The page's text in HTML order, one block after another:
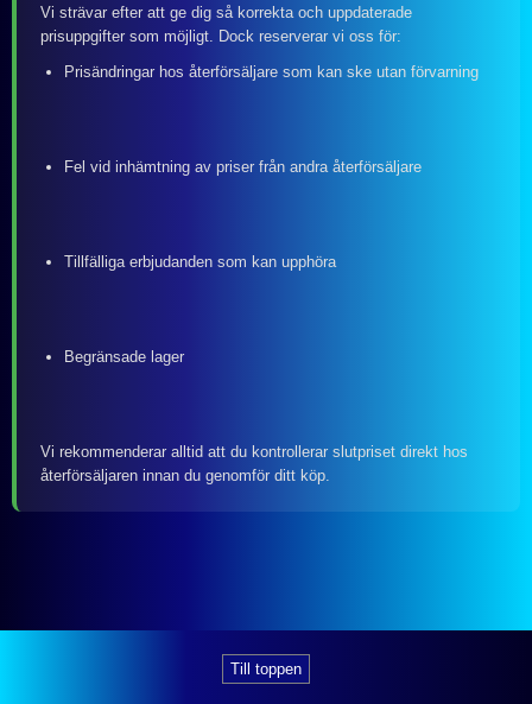
Vi strävar efter att ge dig så korrekta och uppdaterade
prisuppgifter som möjligt. Dock reserverar vi oss för:
Prisändringar hos återförsäljare som kan ske utan förvarning
Fel vid inhämtning av priser från andra återförsäljare
Tillfälliga erbjudanden som kan upphöra
Begränsade lager
Vi rekommenderar alltid att du kontrollerar slutpriset direkt hos
återförsäljaren innan du genomför ditt köp.
Till toppen